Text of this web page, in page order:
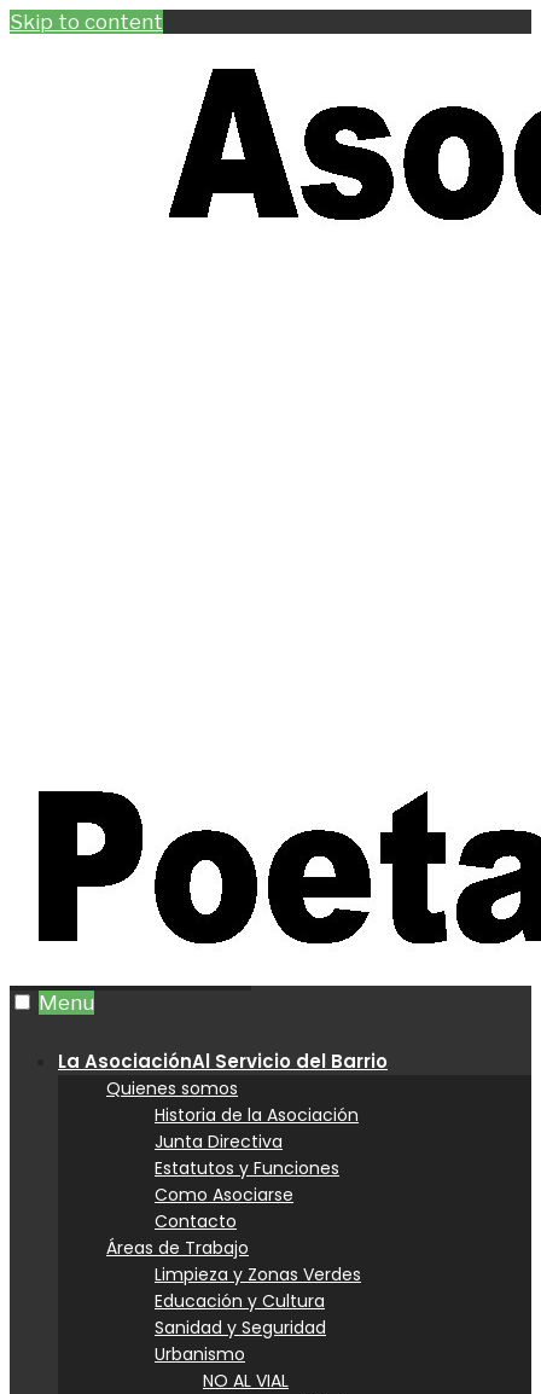
Skip to content
Menu
La AsociaciónAl Servicio del Barrio
Quienes somos
Historia de la Asociación
Junta Directiva
Estatutos y Funciones
Como Asociarse
Contacto
Áreas de Trabajo
Limpieza y Zonas Verdes
Educación y Cultura
Sanidad y Seguridad
Urbanismo
NO AL VIAL